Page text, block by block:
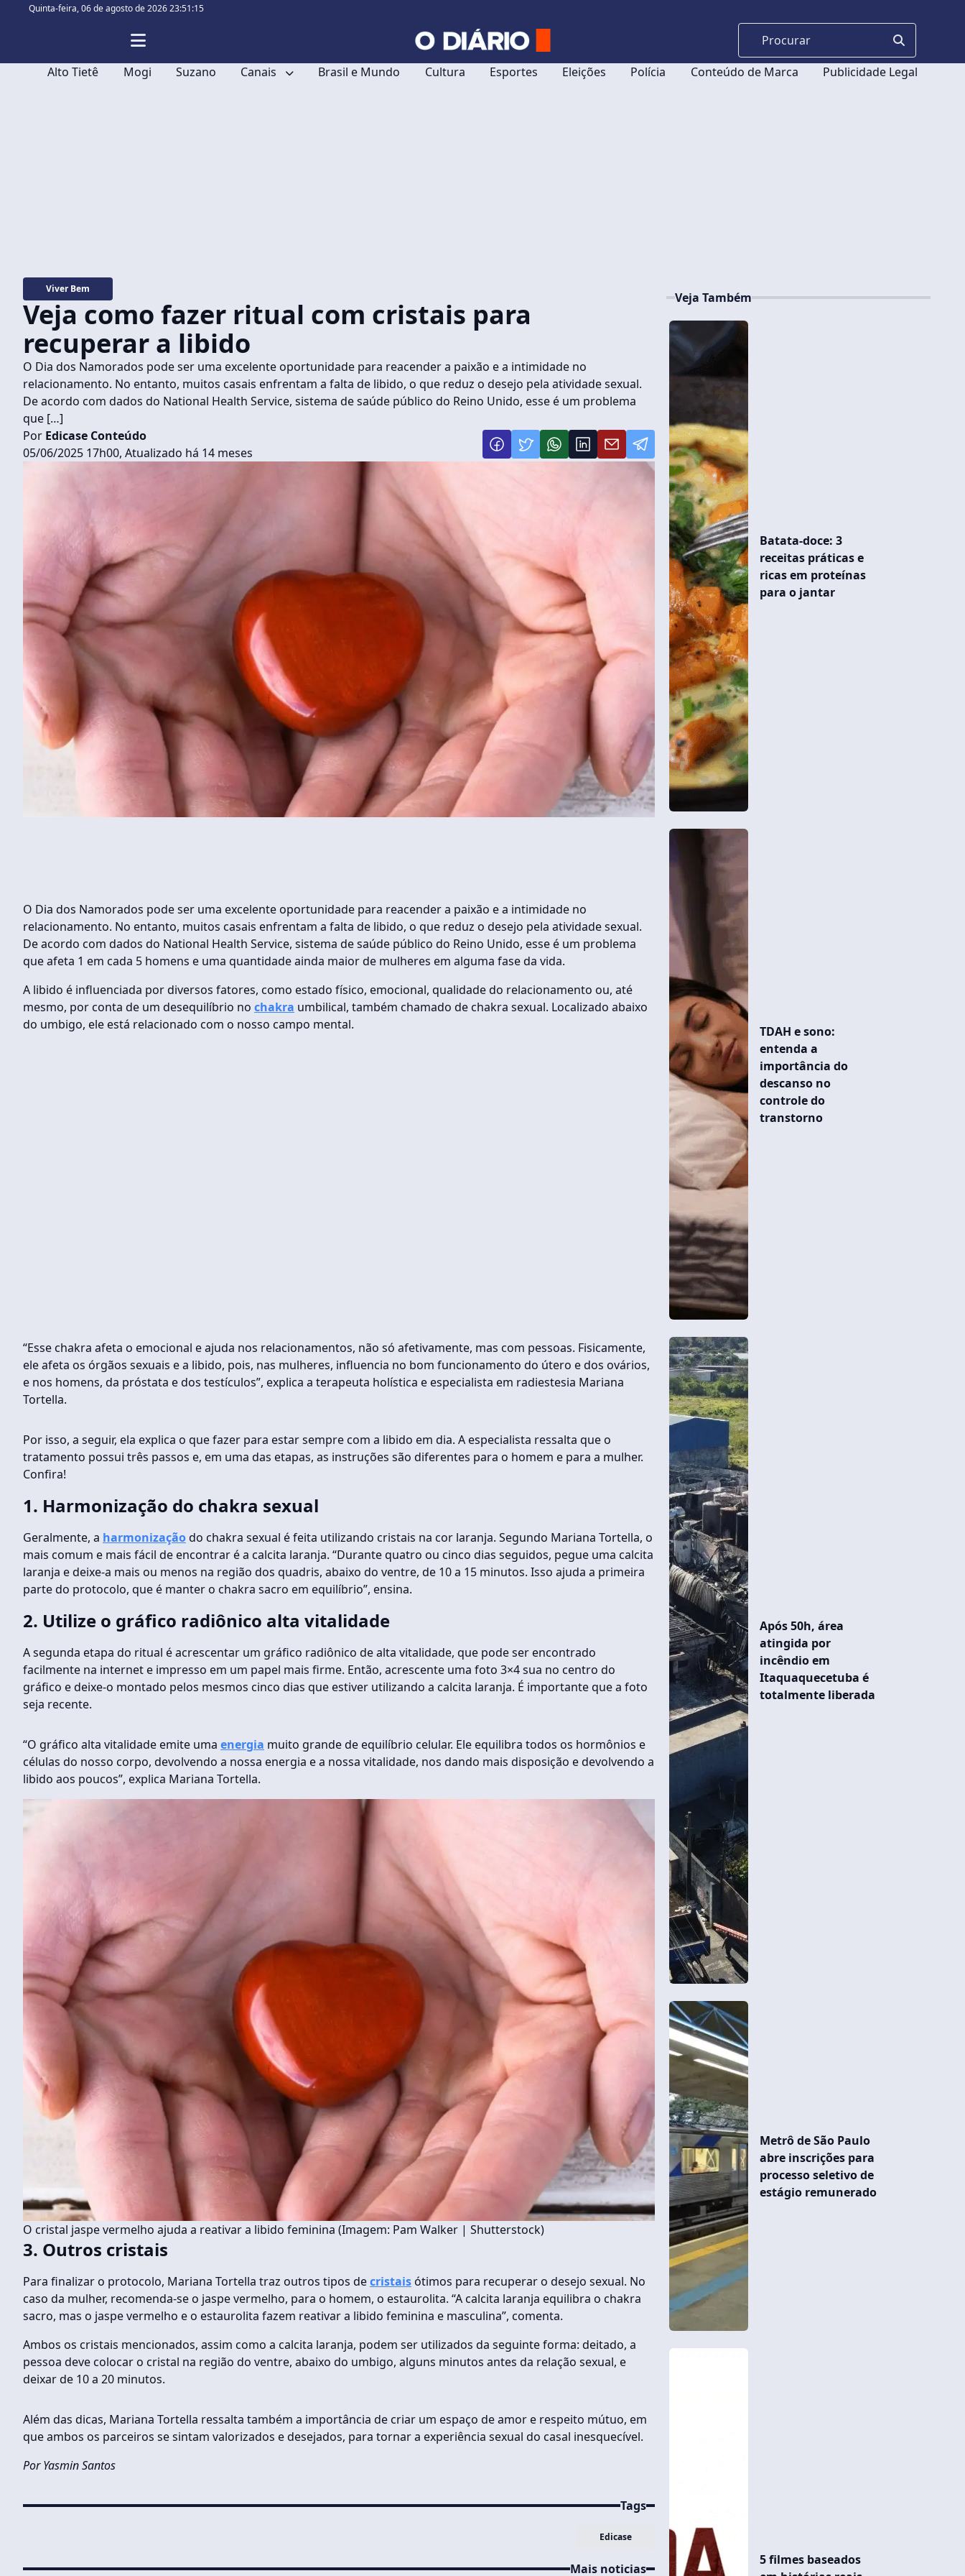
Quinta-feira,06 de agosto de 2026 23:51:17
Alto Tietê Mogi Suzano Canais Brasil e Mundo Cultura Esportes Eleições Polícia Conteúdo de Marca Publicidade Legal
Viver Bem
Veja como fazer ritual com cristais para
recuperar a libido
O Dia dos Namorados pode ser uma excelente oportunidade para reacender a paixão e a intimidade no
relacionamento. No entanto, muitos casais enfrentam a falta de libido, o que reduz o desejo pela atividade sexual.
De acordo com dados do National Health Service, sistema de saúde público do Reino Unido, esse é um problema
que […]
Por Edicase Conteúdo
05/06/2025 17h00, Atualizado há 14 meses
O Dia dos Namorados pode ser uma excelente oportunidade para reacender a paixão e a intimidade no
relacionamento. No entanto, muitos casais enfrentam a falta de libido, o que reduz o desejo pela atividade sexual.
De acordo com dados do National Health Service, sistema de saúde público do Reino Unido, esse é um problema
que afeta 1 em cada 5 homens e uma quantidade ainda maior de mulheres em alguma fase da vida.
A libido é influenciada por diversos fatores, como estado físico, emocional, qualidade do relacionamento ou, até
mesmo, por conta de um desequilíbrio no chakra umbilical, também chamado de chakra sexual. Localizado abaixo
do umbigo, ele está relacionado com o nosso campo mental.
“Esse chakra afeta o emocional e ajuda nos relacionamentos, não só afetivamente, mas com pessoas. Fisicamente,
ele afeta os órgãos sexuais e a libido, pois, nas mulheres, influencia no bom funcionamento do útero e dos ovários,
e nos homens, da próstata e dos testículos”, explica a terapeuta holística e especialista em radiestesia Mariana
Tortella.
Por isso, a seguir, ela explica o que fazer para estar sempre com a libido em dia. A especialista ressalta que o
tratamento possui três passos e, em uma das etapas, as instruções são diferentes para o homem e para a mulher.
Confira!
1. Harmonização do chakra sexual
Geralmente, a harmonizaçãodo chakra sexual é feita utilizando cristais na cor laranja. Segundo Mariana Tortella, o
mais comum e mais fácil de encontrar é a calcita laranja. “Durante quatro ou cinco dias seguidos, pegue uma calcita
laranja e deixe-a mais ou menos na região dos quadris, abaixo do ventre, de 10 a 15 minutos. Isso ajuda a primeira
parte do protocolo, que é manter o chakra sacro em equilíbrio”, ensina.
2. Utilize o gráfico radiônico alta vitalidade
A segunda etapa do ritual é acrescentar um gráfico radiônico de alta vitalidade, que pode ser encontrado
facilmente na internet e impresso em um papel mais firme. Então, acrescente uma foto 3×4 sua no centro do
gráfico e deixe-o montado pelos mesmos cinco dias que estiver utilizando a calcita laranja. É importante que a foto
seja recente.
“O gráfico alta vitalidade emite uma energia muito grande de equilíbrio celular. Ele equilibra todos os hormônios e
células do nosso corpo, devolvendo a nossa energia e a nossa vitalidade, nos dando mais disposição e devolvendo a
libido aos poucos”, explica Mariana Tortella.
O cristal jaspe vermelho ajuda a reativar a libido feminina (Imagem: Pam Walker | Shutterstock)
3. Outros cristais
Para finalizar o protocolo, Mariana Tortella traz outros tipos decristais ótimos para recuperar o desejo sexual. No
caso da mulher, recomenda-se o jaspe vermelho, para o homem, o estaurolita. “A calcita laranja equilibra o chakra
sacro, mas o jaspe vermelho e o estaurolita fazem reativar a libido feminina e masculina”, comenta.
Ambos os cristais mencionados, assim como a calcita laranja, podem ser utilizados da seguinte forma: deitado, a
pessoa deve colocar o cristal na região do ventre, abaixo do umbigo, alguns minutos antes da relação sexual, e
deixar de 10 a 20 minutos.
Além das dicas, Mariana Tortella ressalta também a importância de criar um espaço de amor e respeito mútuo, em
que ambos os parceiros se sintam valorizados e desejados, para tornar a experiência sexual do casal inesquecível.
Por Yasmin Santos
Tags
Edicase
Mais noticias
Veja Também
Batata-doce: 3
receitas práticas e
ricas em proteínas
para o jantar
TDAH e sono:
entenda a
importância do
descanso no
controle do
transtorno
Após 50h, área
atingida por
incêndio em
Itaquaquecetuba é
totalmente liberada
Metrô de São Paulo
abre inscrições para
processo seletivo de
estágio remunerado
5 filmes baseados